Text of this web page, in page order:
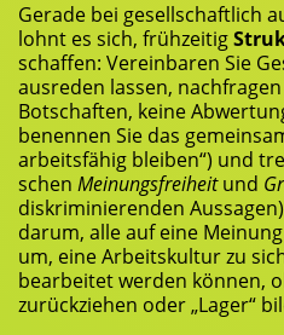
Gera­de bei gesell­schaft­lich
lohnt es sich, früh­zei­tig
schaf­fen: Ver­ein­ba­ren Sie
aus­re­den las­sen,
Bot­schaf­ten, kei­ne
benen­nen Sie das
arbeits­fä­hig blei­ben“) und
schen Mei­nungs­frei­heitund
dis­kri­mi­nie­ren­den
dar­um, alle auf eine
um, eine Arbeits­kul­tur zu
bear­bei­tet wer­den kön­nen,
zurück­zie­hen oder „Lager“